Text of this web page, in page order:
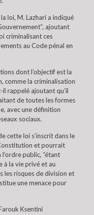
loi, M. Lazhari a indiqué
ajoutant
criminalisant ces
au Code pénal en
dont l’objectif est la
comme la criminalisation
il rappelé ajoutant qu’il
de toutes les formes
avec une définition
sociaux.
cette loi s’inscrit dans le
et pourrait
public, “étant
à la vie privé et au
les risques de division et
une menace pour
Ksentini